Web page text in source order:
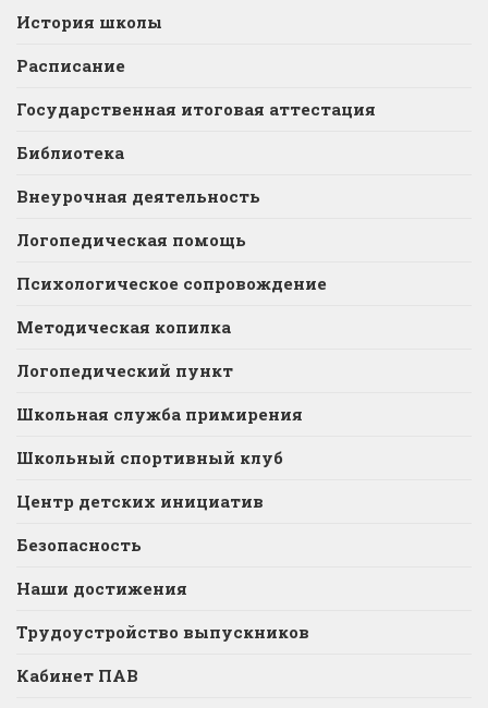
История школы
Расписание
Государственная итоговая аттестация
Библиотека
Внеурочная деятельность
Логопедическая помощь
Психологическое сопровождение
Методическая копилка
Логопедический пункт
Школьная служба примирения
Школьный спортивный клуб
Центр детских инициатив
Безопасность
Наши достижения
Трудоустройство выпускников
Кабинет ПАВ